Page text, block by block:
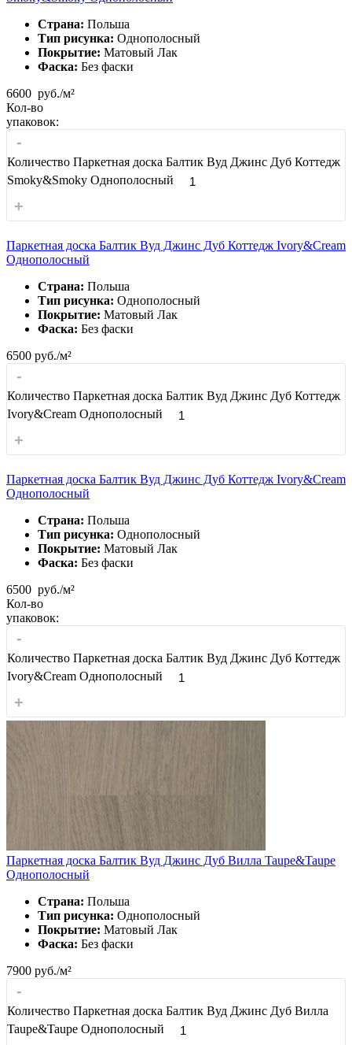
Страна: Польша
Тип рисунка: Однополосный
Покрытие: Матовый Лак
Фаска: Без фаски
6600 руб./м²
Кол-во
упаковок:
-
Количество Паркетная доска Балтик Вуд Джинс Дуб Коттедж
Smoky&Smoky Однополосный
+
Паркетная доска Балтик Вуд Джинс Дуб Коттедж Ivory&Cream
Однополосный
Страна: Польша
Тип рисунка: Однополосный
Покрытие: Матовый Лак
Фаска: Без фаски
6500 руб./м²
-
Количество Паркетная доска Балтик Вуд Джинс Дуб Коттедж
Ivory&Cream Однополосный
+
Паркетная доска Балтик Вуд Джинс Дуб Коттедж Ivory&Cream
Однополосный
Страна: Польша
Тип рисунка: Однополосный
Покрытие: Матовый Лак
Фаска: Без фаски
6500 руб./м²
Кол-во
упаковок:
-
Количество Паркетная доска Балтик Вуд Джинс Дуб Коттедж
Ivory&Cream Однополосный
+
Паркетная доска Балтик Вуд Джинс Дуб Вилла Taupe&Taupe
Однополосный
Страна: Польша
Тип рисунка: Однополосный
Покрытие: Матовый Лак
Фаска: Без фаски
7900 руб./м²
-
Количество Паркетная доска Балтик Вуд Джинс Дуб Вилла
Taupe&Taupe Однополосный